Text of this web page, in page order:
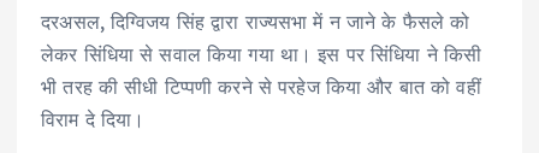
दरअसल, दिग्विजय सिंह द्वारा राज्यसभा में न जाने के फैसले को
लेकर सिंधिया से सवाल किया गया था। इस पर सिंधिया ने किसी
भी तरह की सीधी टिप्पणी करने से परहेज किया और बात को वहीं
विराम दे दिया।